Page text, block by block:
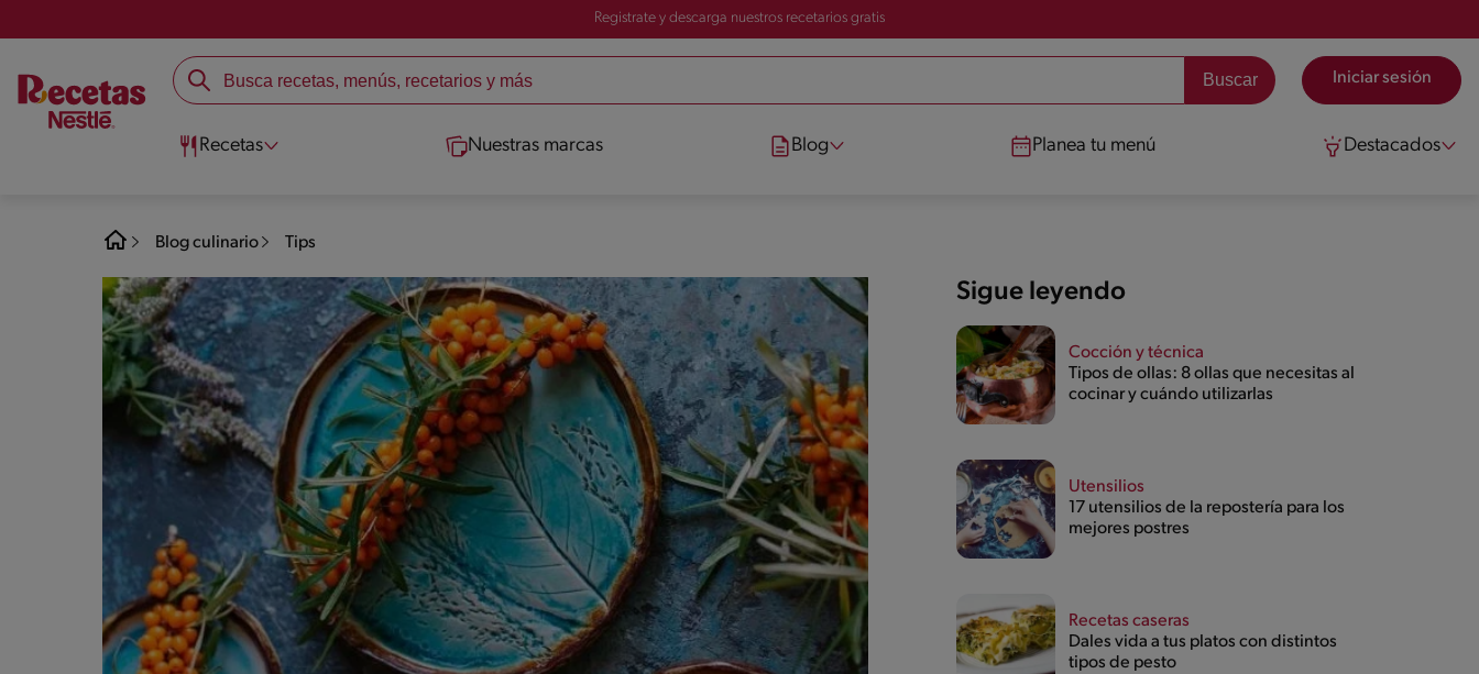
Registrate y descarga nuestros recetarios gratis
Iniciar sesión
Recetas Nuestras marcas Blog Planea tu menú Destacados
Blog culinario Tips
Sigue leyendo
Cocción y técnica
Tipos de ollas: 8 ollas que necesitas al
cocinar y cuándo utilizarlas
Utensilios
17 utensilios de la repostería para los
mejores postres
Recetas caseras
Dales vida a tus platos con distintos
tipos de pesto